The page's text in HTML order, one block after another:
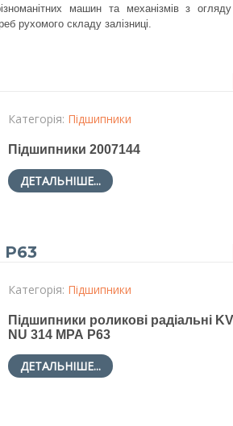
машин та механізмів з
рухомого складу залізниці.
Категорія: Підшипники
Підшипники 2007144
ДЕТАЛЬНІШЕ...
Категорія: Підшипники
Підшипники роликові радіальні KV
NU 314 МРА Р63
ДЕТАЛЬНІШЕ...